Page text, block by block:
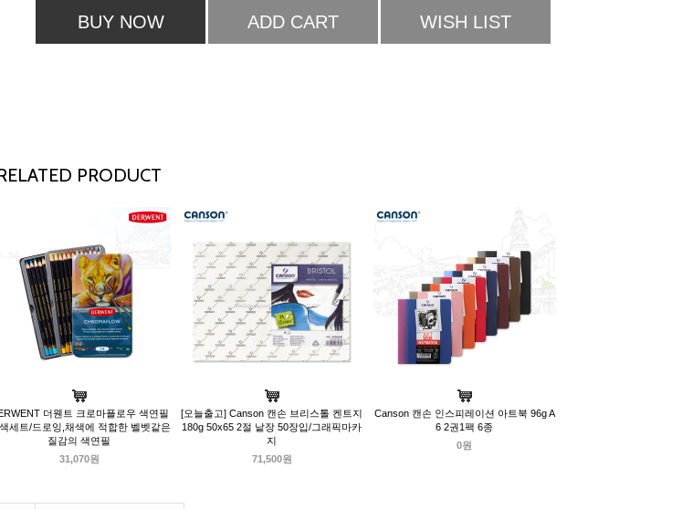
BUY NOW ADD CART WISH LIST
PRODUCT
더웬트 크로마플로우 색연필
세트/드로잉,채색에 적합한 벨벳같은
질감의 색연필
31,070원
[오늘출고] Canson 캔손 브리스톨 켄트지
180g 50x65 2절 낱장 50장입/그래픽마카
지
71,500원
Canson 캔손 인스피레이션 아트북 96g A
6 2권1팩 6종
0원